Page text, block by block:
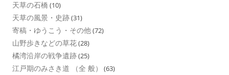
天草の石橋 (10)
天草の風景・史跡(31)
寄稿・ゆうこう・その他(72)
山野歩きなどの草花(28)
橘湾沿岸の戦争遺跡(25)
江戸期のみさき道 （全 般） (63)